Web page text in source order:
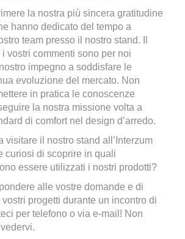
la nostra più sincera gratitudine
hanno dedicato del tempo a
team presso il nostro stand. Il
vostri commenti sono per noi
impegno a soddisfare le
evoluzione del mercato. Non
in pratica le conoscenze
la nostra missione volta a
di comfort nel design d’arredo.
visitare il nostro stand all’Interzum
curiosi di scoprire in quali
essere utilizzati i nostri prodotti?
alle vostre domande e di
progetti durante un incontro di
per telefono o via e-mail! Non